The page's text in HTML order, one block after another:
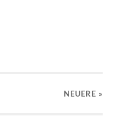
NEUERE »